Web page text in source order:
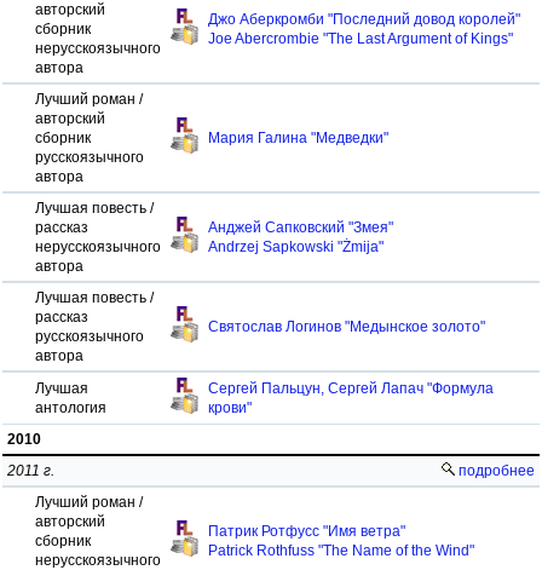
авторский
сборник
нерусскоязычного
автора
Джо Аберкромби "Последний довод королей"
Joe Abercrombie "The Last Argument of Kings"
Лучший роман /
авторский
сборник
русскоязычного
автора
Мария Галина "Медведки"
Лучшая повесть /
рассказ
нерусскоязычного
автора
Анджей Сапковский "Змея"
Andrzej Sapkowski "Żmija"
Лучшая повесть /
рассказ
русскоязычного
автора
Святослав Логинов "Медынское золото"
Лучшая
антология
Сергей Пальцун, Сергей Лапач "Формула
крови"
2010
подробнее
2011 г.
Лучший роман /
авторский
сборник
нерусскоязычного
Патрик Ротфусс "Имя ветра"
Patrick Rothfuss "The Name of the Wind"